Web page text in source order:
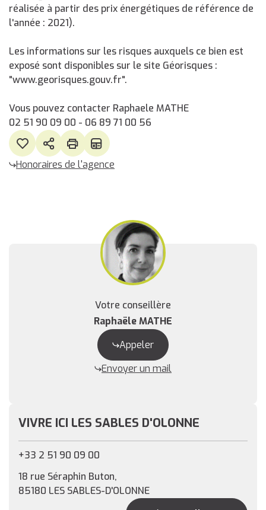
réalisée à partir des prix énergétiques de référence de
l'année : 2021).
Les informations sur les risques auxquels ce bien est
exposé sont disponibles sur le site Géorisques :
"www.georisques.gouv.fr".
Vous pouvez contacter Raphaele MATHE
02 51 90 09 00 - 06 89 71 00 56
Honoraires de l'agence
Votre conseillère
Raphaële MATHE
Appeler
Envoyer un mail
VIVRE ICI LES SABLES D'OLONNE
+33 2 51 90 09 00
18 rue Séraphin Buton,
85180 LES SABLES-D'OLONNE